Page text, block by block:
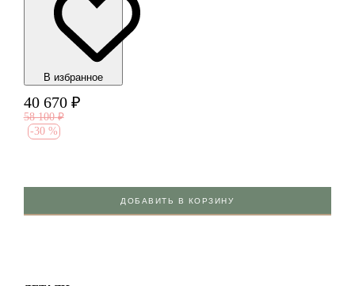
В избранноe
40 670 ₽
58 100 ₽
-30 %
ДОБАВИТЬ В КОРЗИНУ